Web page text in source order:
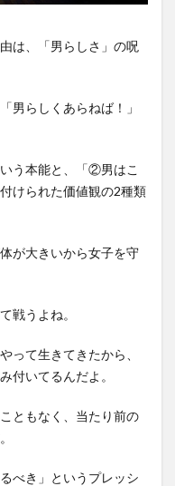
は、「男らしさ」の呪
男らしくあらねば！」
う本能と、「②男はこ
けられた価値観の2種類
が大きいから女子を守
戦うよね。
って生きてきたから、
付いてるんだよ。
ともなく、当たり前の
べき」というプレッシ